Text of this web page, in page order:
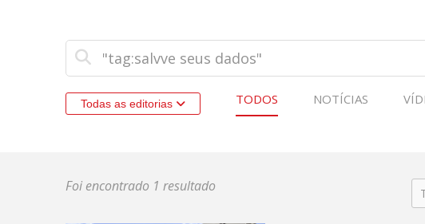
Todas as editorias TODOS NOTÍCIAS
Foi encontrado 1 resultado